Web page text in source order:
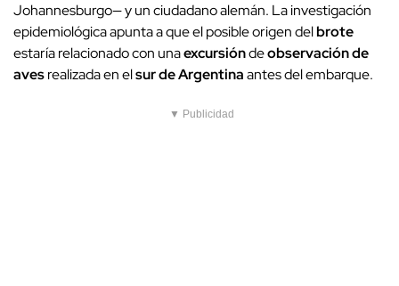
Johannesburgo— y un ciudadano alemán. La investigación
epidemiológica apunta a que el posible origen delbrote
estaría relacionado con unaexcursióndeobservación de
avesrealizada en elsur de Argentinaantes del embarque.
▼ Publicidad